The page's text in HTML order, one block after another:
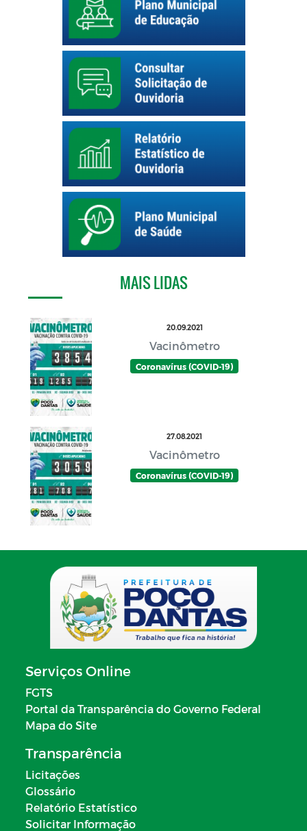
MAIS LIDAS
20.09.2021
Vacinômetro
Coronavírus (COVID-19)
27.08.2021
Vacinômetro
Coronavírus (COVID-19)
Serviços Online
FGTS
Portal da Transparência do Governo Federal
Mapa do Site
Transparência
Licitações
Glossário
Relatório Estatístico
Solicitar Informação